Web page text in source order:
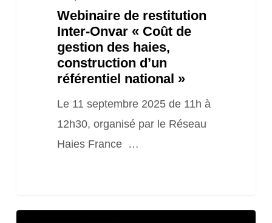
référentiel
national »
Webinaire de restitution
Inter-Onvar « Coût de
gestion des haies,
construction d’un
référentiel national »
Le 11 septembre 2025 de 11h à
12h30, organisé par le Réseau
Haies France …